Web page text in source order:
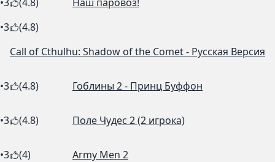
•3
(4.8)
Call of Cthulhu: Shadow of the Comet - Русская Версия
•3 (4.8) Гоблины 2 - Принц Буффон
•3 (4.8) Поле Чудес 2 (2 игрока)
•3 (4)
Army Men 2